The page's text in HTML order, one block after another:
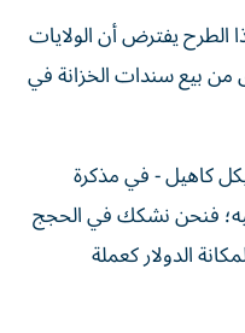
يفترض أن الولايات
بيع سندات الخزانة في
كاهيل - في مذكرة
فيه؛ فنحن نشكك في الحجج
الدولار كعملة